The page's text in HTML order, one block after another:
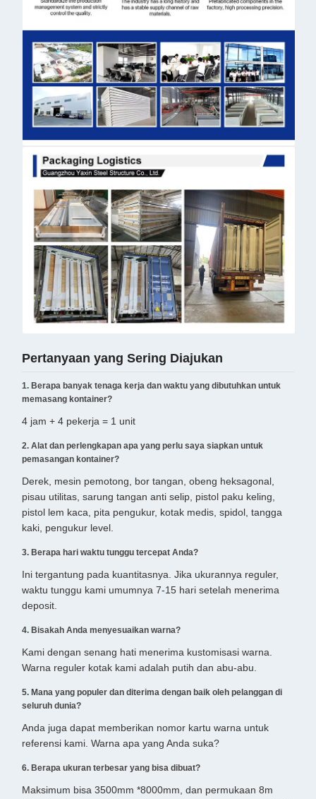
Pertanyaan yang Sering Diajukan
1. Berapa banyak tenaga kerja dan waktu yang dibutuhkan untuk
memasang kontainer?
4 jam + 4 pekerja = 1 unit
2. Alat dan perlengkapan apa yang perlu saya siapkan untuk
pemasangan kontainer?
Derek, mesin pemotong, bor tangan, obeng heksagonal,
pisau utilitas, sarung tangan anti selip, pistol paku keling,
pistol lem kaca, pita pengukur, kotak medis, spidol, tangga
kaki, pengukur level.
3. Berapa hari waktu tunggu tercepat Anda?
Ini tergantung pada kuantitasnya. Jika ukurannya reguler,
waktu tunggu kami umumnya 7-15 hari setelah menerima
deposit.
4. Bisakah Anda menyesuaikan warna?
Kami dengan senang hati menerima kustomisasi warna.
Warna reguler kotak kami adalah putih dan abu-abu.
5. Mana yang populer dan diterima dengan baik oleh pelanggan di
seluruh dunia?
Anda juga dapat memberikan nomor kartu warna untuk
referensi kami. Warna apa yang Anda suka?
6. Berapa ukuran terbesar yang bisa dibuat?
Maksimum bisa 3500mm *8000mm, dan permukaan 8m